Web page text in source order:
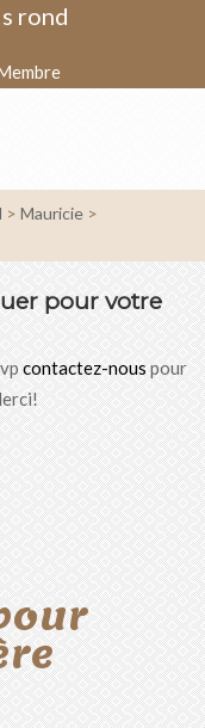
rond
Mauricie
pour votre
contactez-nouspour